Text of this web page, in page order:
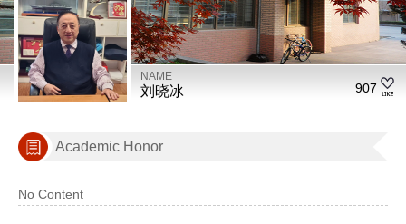
NAME
刘晓冰 907
Academic Honor
No Content